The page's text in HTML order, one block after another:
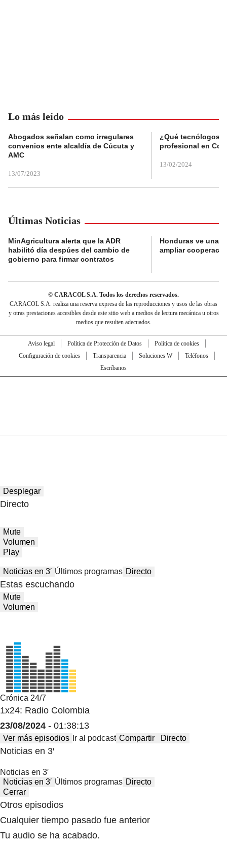
Lo más leído
Abogados señalan como irregulares
convenios ente alcaldía de Cúcuta y
AMC
13/07/2023
¿Qué tecnólogos
profesional en
13/02/2024
Últimas Noticias
MinAgricultura alerta que la ADR
habilitó día despúes del cambio de
gobierno para firmar contratos
Honduras ve una
ampliar
© CARACOL S.A. Todos los derechos reservados.
CARACOL S.A. realiza una reserva expresa de las reproducciones y usos de las obras
y otras prestaciones accesibles desde este sitio web a medios de lectura mecánica u otros
medios que resulten adecuados.
Aviso legal Política de Protección de Datos
Política de cookies
Configuración de cookies
Transparencia Soluciones W
Teléfonos
Escríbanos
Desplegar
Directo
Mute
Volumen
Play
Noticias en 3′ Últimos programas Directo
Estas escuchando
Mute
Volumen
Crónica 24/7
1x24: Radio Colombia
23/08/2024 - 01:38:13
Ver más episodios Ir al podcast Compartir Directo
Noticias en 3′
Noticias en 3′
Noticias en 3′ Últimos programas Directo
Cerrar
Otros episodios
Cualquier tiempo pasado fue anterior
Tu audio se ha acabado.